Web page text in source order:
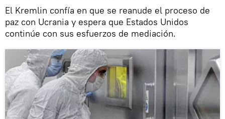
El Kremlin confía en que se reanude el proceso de
paz con Ucrania y espera que Estados Unidos
continúe con sus esfuerzos de mediación.